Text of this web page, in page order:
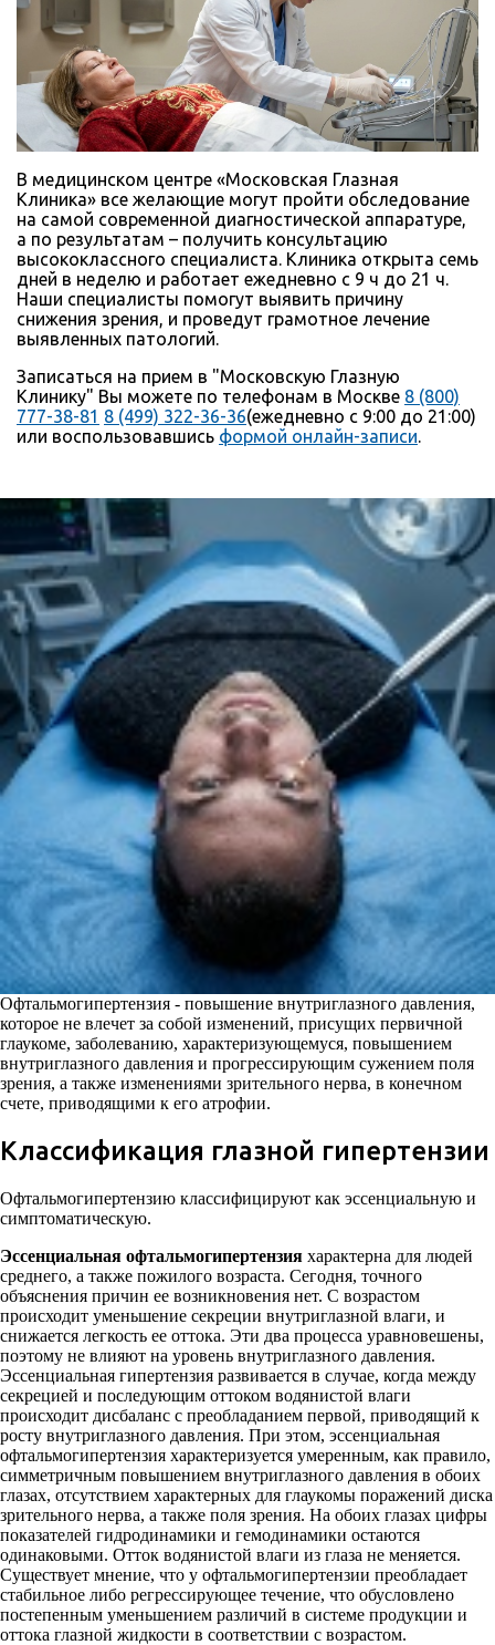
В медицинском центре «Московская Глазная
Клиника» все желающие могут пройти обследование
на самой современной диагностической аппаратуре,
а по результатам – получить консультацию
высококлассного специалиста. Клиника открыта семь
дней в неделю и работает ежедневно с 9 ч до 21 ч.
Наши специалисты помогут выявить причину
снижения зрения, и проведут грамотное лечение
выявленных патологий.
Записаться на прием в "Московскую Глазную
Клинику" Вы можете по телефонам в Москве 8 (800)
777-38-81 8 (499) 322-36-36(ежедневно с 9:00 до 21:00)
или воспользовавшись формой онлайн-записи.
Офтальмогипертензия - повышение внутриглазного давления,
которое не влечет за собой изменений, присущих первичной
глаукоме, заболеванию, характеризующемуся, повышением
внутриглазного давления и прогрессирующим сужением поля
зрения, а также изменениями зрительного нерва, в конечном
счете, приводящими к его атрофии.
Классификация глазной гипертензии
Офтальмогипертензию классифицируют как эссенциальную и
симптоматическую.
Эссенциальная офтальмогипертензия характерна для людей
среднего, а также пожилого возраста. Сегодня, точного
объяснения причин ее возникновения нет. С возрастом
происходит уменьшение секреции внутриглазной влаги, и
снижается легкость ее оттока. Эти два процесса уравновешены,
поэтому не влияют на уровень внутриглазного давления.
Эссенциальная гипертензия развивается в случае, когда между
секрецией и последующим оттоком водянистой влаги
происходит дисбаланс с преобладанием первой, приводящий к
росту внутриглазного давления. При этом, эссенциальная
офтальмогипертензия характеризуется умеренным, как правило,
симметричным повышением внутриглазного давления в обоих
глазах, отсутствием характерных для глаукомы поражений диска
зрительного нерва, а также поля зрения. На обоих глазах цифры
показателей гидродинамики и гемодинамики остаются
одинаковыми. Отток водянистой влаги из глаза не меняется.
Существует мнение, что у офтальмогипертензии преобладает
стабильное либо регрессирующее течение, что обусловлено
постепенным уменьшением различий в системе продукции и
оттока глазной жидкости в соответствии с возрастом.